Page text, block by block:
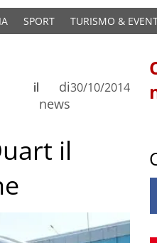
SPORT TURISMO &
di
news
il 30/10/2014
il